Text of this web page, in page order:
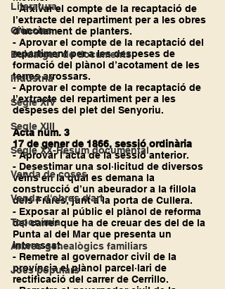
Literatura
Ciències
Buidatges de documents
Indústria
Segle XIV
Segle XIII
Segle XX-Resum documental
Venda de coses
Venda d'obres d'art
Toponímia
Arbres genealògics familiars
Jocs populars
- Arxivar el compte de la recaptació de
l’extracte del repartiment per a les obres
d’acotament de planters.
- Aprovar el compte de la recaptació del
repartiment per a les despeses de
formació del plànol d’acotament de les
terres arrossars.
- Aprovar el compte de la recaptació de
l’extracte del repartiment per a les
despeses del plet del Senyoriu.
Acta núm. 3
17 de gener de 1866, sessió ordinària
- Aprovar l’acta de la sessió anterior.
- Desestimar una sol·licitud de diversos
veïns en la qual es demana la
construcció d’un abeurador a la fillola
dels Frares, junt a la porta de Cullera.
- Exposar al públic el plànol de reforma
del carrer que ha de creuar des del de la
Punta al del Mar que presenta un
interessat.
- Remetre al governador civil de la
província el plànol parcel·lari de
rectificació del carrer de Cerrillo.